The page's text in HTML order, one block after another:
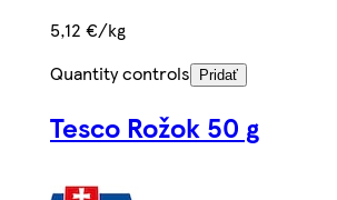
5,12 €/kg
Quantity controls
Pridať
Tesco Rožok 50 g